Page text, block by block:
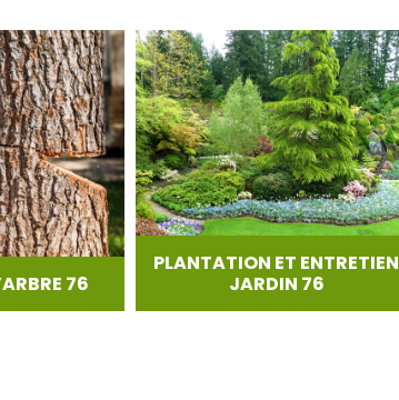
76
PLANTATION ET ENTRETIEN
JARDIN 76